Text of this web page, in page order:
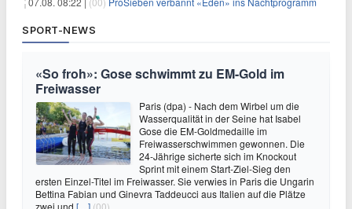
SPORT-NEWS
«So froh»: Gose schwimmt zu EM-Gold im
Freiwasser
Paris (dpa) - Nach dem Wirbel um die
Wasserqualität in der Seine hat Isabel
Gose die EM-Goldmedaille im
Freiwasserschwimmen gewonnen. Die
24-Jährige sicherte sich im Knockout
Sprint mit einem Start-Ziel-Sieg den
ersten Einzel-Titel im Freiwasser. Sie verwies in Paris die Ungarin
Bettina Fabian und Ginevra Taddeucci aus Italien auf die Plätze
zwei und […] (00)